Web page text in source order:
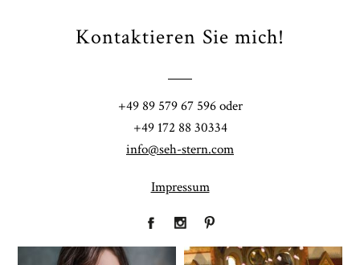
Kontaktieren Sie mich!
+49 89 579 67 596 oder
+49 172 88 30334
info@seh-stern.com
Impressum